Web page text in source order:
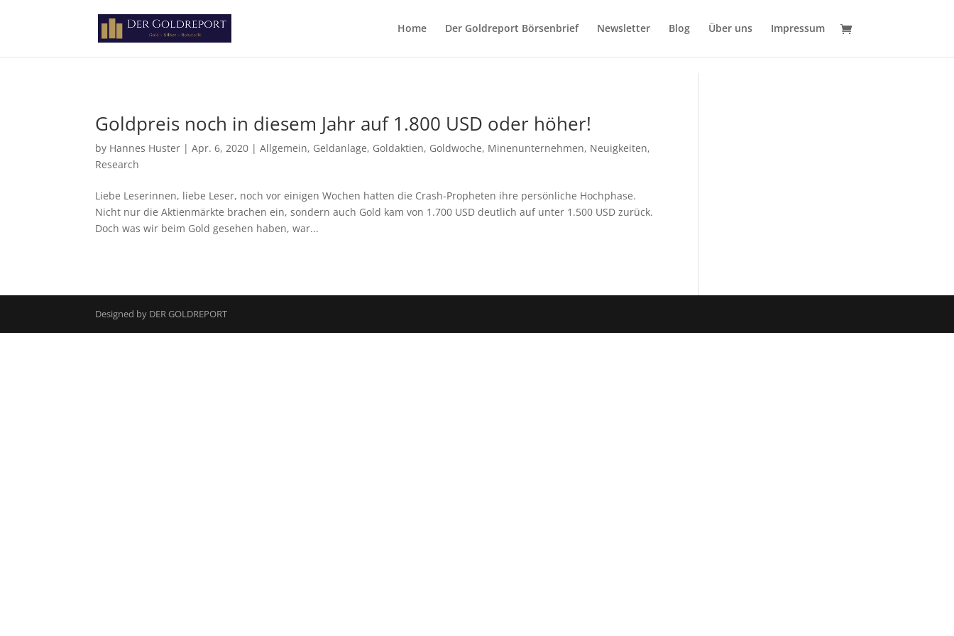
Home
Der Goldreport Börsenbrief Newsletter Blog Über uns Impressum
Goldpreis noch in diesem Jahr auf 1.800 USD oder höher!
by Hannes Huster |Apr. 6, 2020 |Allgemein, Geldanlage, Goldaktien, Goldwoche, Minenunternehmen, Neuigkeiten,
Research
Liebe Leserinnen, liebe Leser, noch vor einigen Wochen hatten die Crash-Propheten ihre persönliche Hochphase.
Nicht nur die Aktienmärkte brachen ein, sondern auch Gold kam von 1.700 USD deutlich auf unter 1.500 USD zurück.
Doch was wir beim Gold gesehen haben, war...
Designed by DER GOLDREPORT